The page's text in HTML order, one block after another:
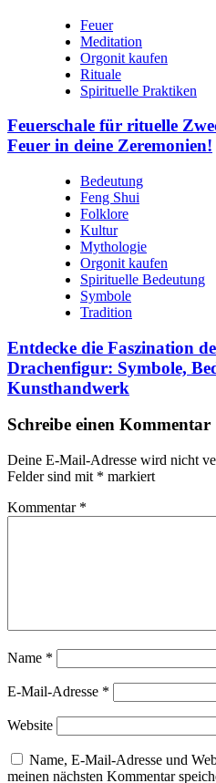
Feuer
Meditation
Orgonit kaufen
Rituale
Spirituelle Praktiken
Feuerschale für rituelle
Feuer in deine Zeremonien!
Bedeutung
Feng Shui
Folklore
Kultur
Mythologie
Orgonit kaufen
Spirituelle Bedeutung
Symbole
Tradition
Entdecke die Faszination
Drachenfigur: Symbole,
Kunsthandwerk
Schreibe einen Kommentar
Deine E-Mail-Adresse wird nicht
Felder sind mit * markiert
Kommentar *
Name *
E-Mail-Adresse *
Website
Name, E-Mail-Adresse und
meinen nächsten Kommentar